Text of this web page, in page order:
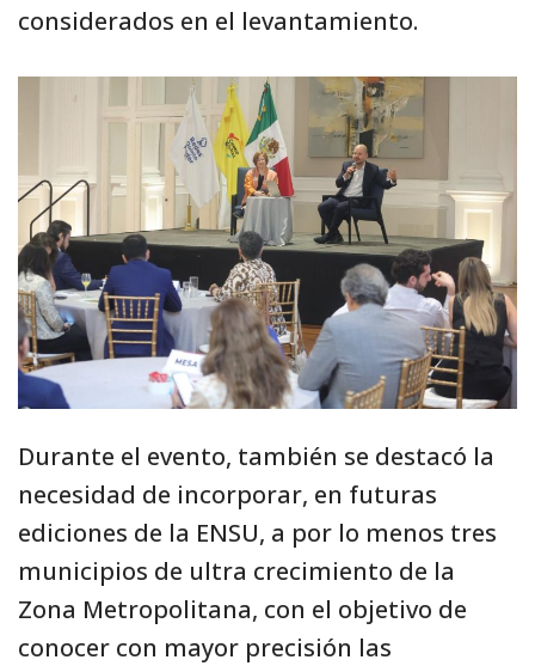
considerados en el levantamiento.
Durante el evento, también se destacó la
necesidad de incorporar, en futuras
ediciones de la ENSU, a por lo menos tres
municipios de ultra crecimiento de la
Zona Metropolitana, con el objetivo de
conocer con mayor precisión las